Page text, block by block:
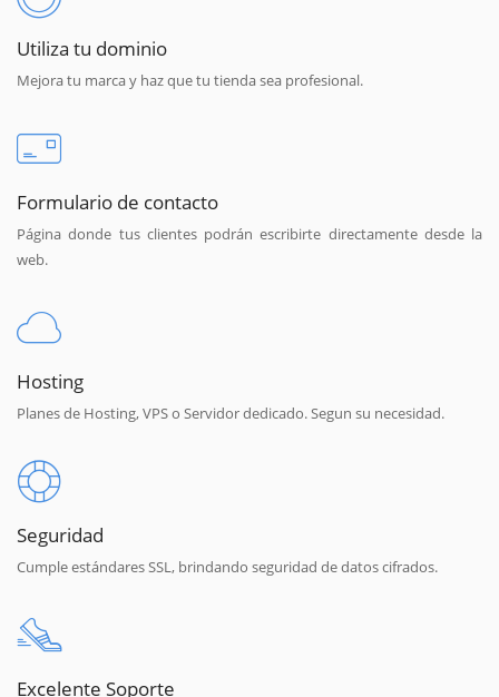
Utiliza tu dominio
Mejora tu marca y haz que tu tienda sea profesional.
Formulario de contacto
Página donde tus clientes podrán escribirte directamente desde la
web.
Hosting
Planes de Hosting, VPS o Servidor dedicado. Segun su necesidad.
Seguridad
Cumple estándares SSL, brindando seguridad de datos cifrados.
Excelente Soporte